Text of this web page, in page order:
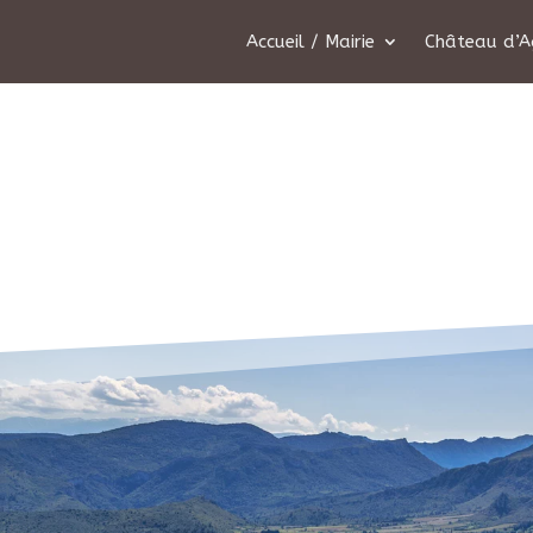
Accueil / Mairie Château